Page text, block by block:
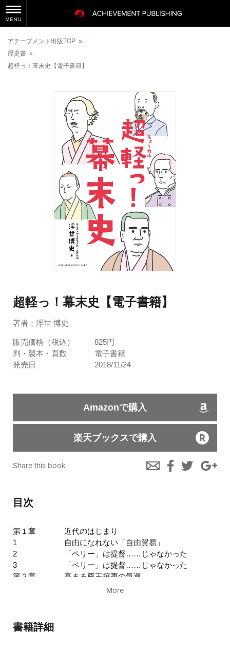
アチーブメント出版TOP »
歴史書 »
超軽っ！幕末史【電子書籍】
超軽っ！幕末史【電子書籍】
著者：浮世 博史
販売価格（税込）
825円
判・製本・頁数
電子書籍
発売日
2018/11/24
Amazonで購入
楽天ブックスで購入
Share this book
目次
第１章
近代のはじまり
1
自由になれない「自由貿易」
2
「ペリー」は提督……じゃなかった
3
「ペリー」は提督……じゃなかった
第２章
高まる尊王攘夷の気運
「公武合体」は日本版ロミオとジュリエッ
6
More
書籍詳細